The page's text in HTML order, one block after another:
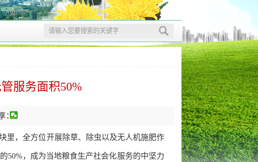
服务面积50%
：
，全方位开展除草、除虫以及无人机施肥作
50%，成为当地粮食生产社会化服务的中坚力